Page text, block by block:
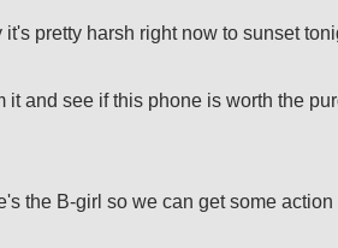
pretty harsh right now to sunset
and see if this phone is worth the
the B‐girl so we can get some